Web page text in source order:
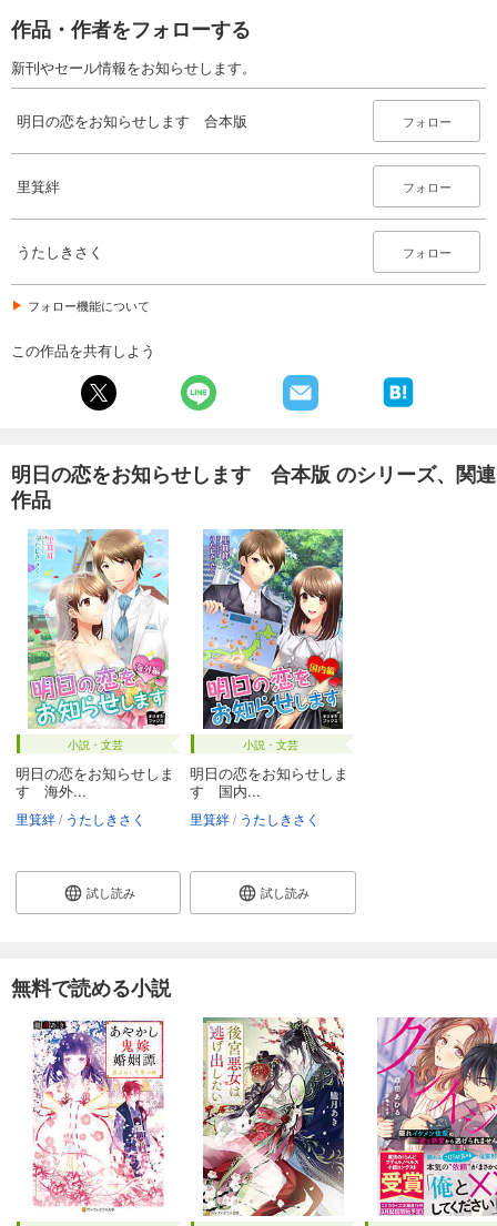
作品・作者をフォローする
新刊やセール情報をお知らせします。
明日の恋をお知らせします 合本版 フォロー
里箕絆 フォロー
うたしきさく フォロー
フォロー機能について
この作品を共有しよう
明日の恋をお知らせします 合本版 のシリーズ、関連
作品
小説・文芸
明日の恋をお知らせしま
す 海外...
里箕絆 うたしきさく
試し読み
小説・文芸
明日の恋をお知らせしま
す 国内...
里箕絆 うたしきさく
試し読み
無料で読める小説